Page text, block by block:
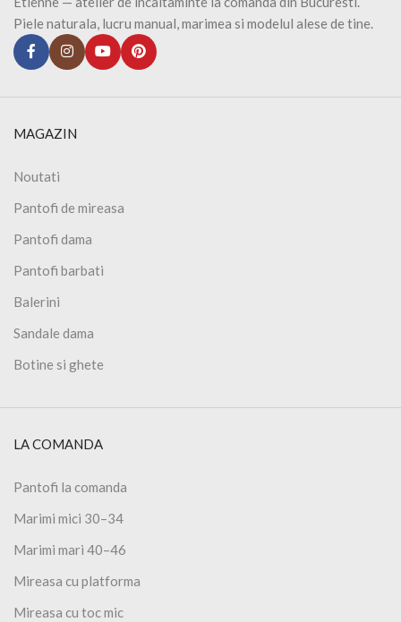
Piele naturala, lucru manual, marimea si modelul alese de tine.
MAGAZIN
Noutati
Pantofi de mireasa
Pantofi dama
Pantofi barbati
Balerini
Sandale dama
Botine si ghete
LA COMANDA
Pantofi la comanda
Marimi mici 30–34
Marimi mari 40–46
Mireasa cu platforma
Mireasa cu toc mic